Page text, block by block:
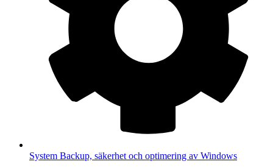
System Backup, säkerhet och optimering av Windows